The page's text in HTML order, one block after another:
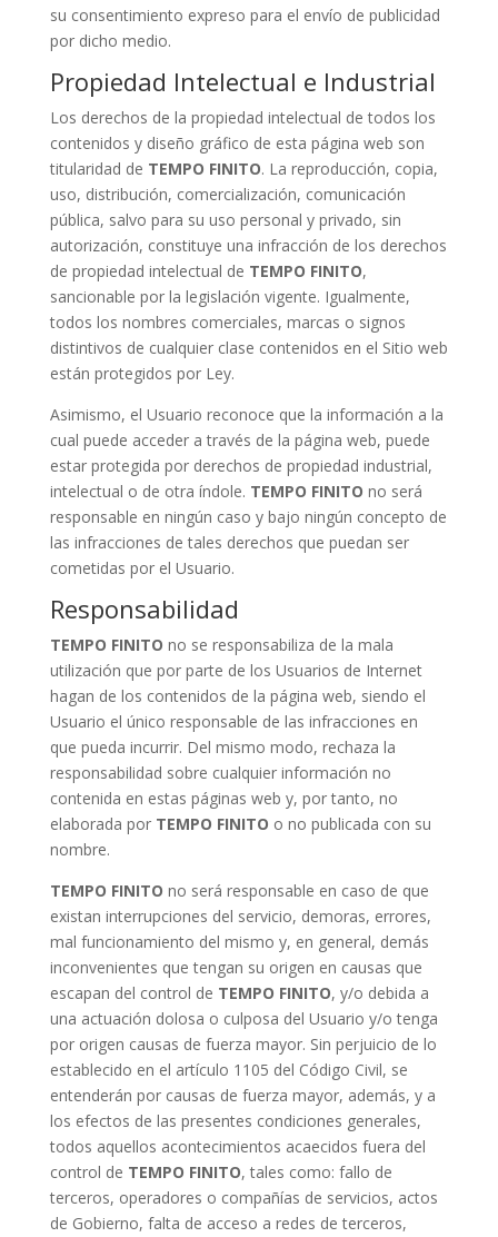
su consentimiento expreso para el envío de publicidad
por dicho medio.
Propiedad Intelectual e Industrial
Los derechos de la propiedad intelectual de todos los
contenidos y diseño gráfico de esta página web son
titularidad de TEMPO FINITO. La reproducción, copia,
uso, distribución, comercialización, comunicación
pública, salvo para su uso personal y privado, sin
autorización, constituye una infracción de los derechos
de propiedad intelectual de TEMPO FINITO,
sancionable por la legislación vigente. Igualmente,
todos los nombres comerciales, marcas o signos
distintivos de cualquier clase contenidos en el Sitio web
están protegidos por Ley.
Asimismo, el Usuario reconoce que la información a la
cual puede acceder a través de la página web, puede
estar protegida por derechos de propiedad industrial,
intelectual o de otra índole. TEMPO FINITO no será
responsable en ningún caso y bajo ningún concepto de
las infracciones de tales derechos que puedan ser
cometidas por el Usuario.
Responsabilidad
TEMPO FINITO no se responsabiliza de la mala
utilización que por parte de los Usuarios de Internet
hagan de los contenidos de la página web, siendo el
Usuario el único responsable de las infracciones en
que pueda incurrir. Del mismo modo, rechaza la
responsabilidad sobre cualquier información no
contenida en estas páginas web y, por tanto, no
elaborada por TEMPO FINITO o no publicada con su
nombre.
TEMPO FINITO no será responsable en caso de que
existan interrupciones del servicio, demoras, errores,
mal funcionamiento del mismo y, en general, demás
inconvenientes que tengan su origen en causas que
escapan del control de TEMPO FINITO, y/o debida a
una actuación dolosa o culposa del Usuario y/o tenga
por origen causas de fuerza mayor. Sin perjuicio de lo
establecido en el artículo 1105 del Código Civil, se
entenderán por causas de fuerza mayor, además, y a
los efectos de las presentes condiciones generales,
todos aquellos acontecimientos acaecidos fuera del
control de TEMPO FINITO, tales como: fallo de
terceros, operadores o compañías de servicios, actos
de Gobierno, falta de acceso a redes de terceros,